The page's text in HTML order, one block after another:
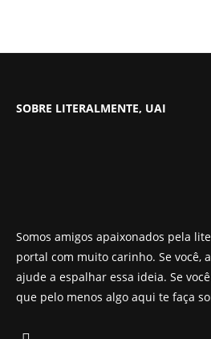
SOBRE LITERALMENTE, UAI
Somos amigos apaixonados pela
portal com muito carinho. Se você,
ajude a espalhar essa ideia. Se
que pelo menos algo aqui te faça